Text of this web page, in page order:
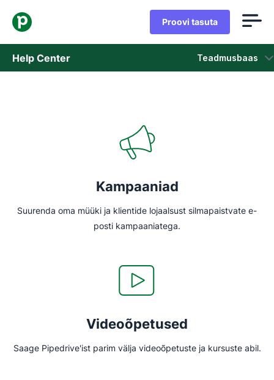
Proovi tasuta
Help Center Teadmusbaas
Võta ühendust klienditoega
Kampaaniad
Suurenda oma müüki ja klientide lojaalsust silmapaistvate e-
posti kampaaniatega.
Videoõpetused
Saage Pipedrive'ist parim välja videoõpetuste ja kursuste abil.